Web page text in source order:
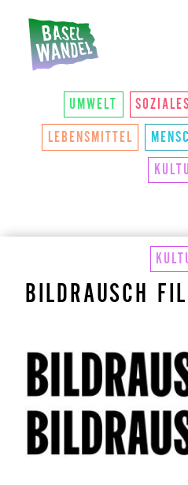
HAUPTNAVIGATION
THEMEN
UMWELT SOZIALES
LEBENSMITTEL
BILDRAUSCH